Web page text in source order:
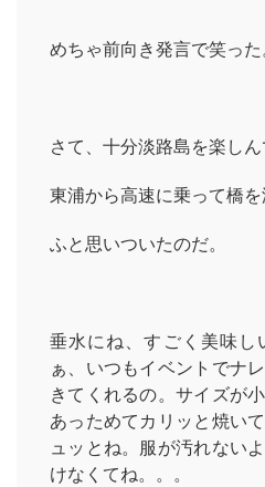
めちゃ前向き発言で笑った
さて、十分淡路島を楽しん
東浦から高速に乗って橋を
ふと思いついたのだ。
垂水にね、すごく美味し
ぁ、いつもイベントでナ
きてくれるの。サイズが
あっためてカリッと焼い
ュッとね。服が汚れない
けなくてね。。。